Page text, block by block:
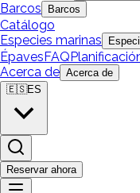
Barcos Barcos
Catálogo
Especies marinas
ÉpavesFAQ
Acerca de Acerca de
🇪🇸ES
Reservar ahora